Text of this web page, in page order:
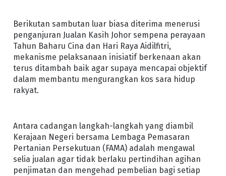
Berikutan sambutan luar biasa diterima menerusi
penganjuran Jualan Kasih Johor sempena perayaan
Tahun Baharu Cina dan Hari Raya Aidilfitri,
mekanisme pelaksanaan inisiatif berkenaan akan
terus ditambah baik agar supaya mencapai objektif
dalam membantu mengurangkan kos sara hidup
rakyat.
Antara cadangan langkah-langkah yang diambil
Kerajaan Negeri bersama Lembaga Pemasaran
Pertanian Persekutuan (FAMA) adalah mengawal
selia jualan agar tidak berlaku pertindihan agihan
penjimatan dan mengehad pembelian bagi setiap